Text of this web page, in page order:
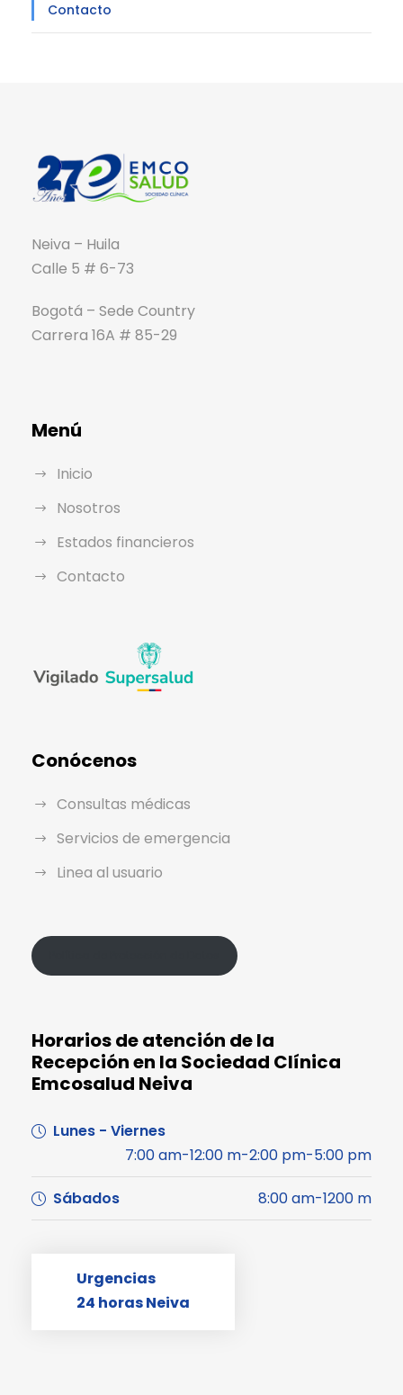
Contacto
Neiva – Huila
Calle 5 # 6-73
Bogotá – Sede Country
Carrera 16A # 85-29
Menú
Inicio
Nosotros
Estados financieros
Contacto
Conócenos
Consultas médicas
Servicios de emergencia
Linea al usuario
Horarios de atención de la
Recepción en la Sociedad Clínica
Emcosalud Neiva
Lunes - Viernes
7:00 am-12:00 m-2:00 pm-5:00 pm
Sábados 8:00 am-1200 m
Urgencias
24 horas Neiva